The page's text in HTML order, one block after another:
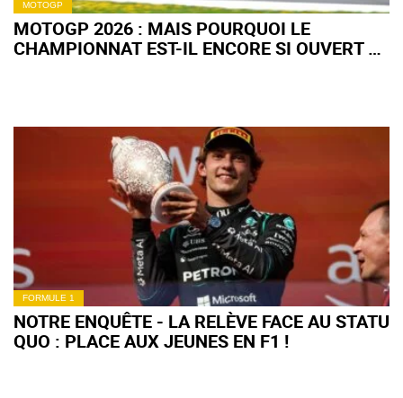
MOTOGP
MOTOGP 2026 : MAIS POURQUOI LE
CHAMPIONNAT EST-IL ENCORE SI OUVERT À
FORMULE 1
NOTRE ENQUÊTE - LA RELÈVE FACE AU STATU
QUO : PLACE AUX JEUNES EN F1 !